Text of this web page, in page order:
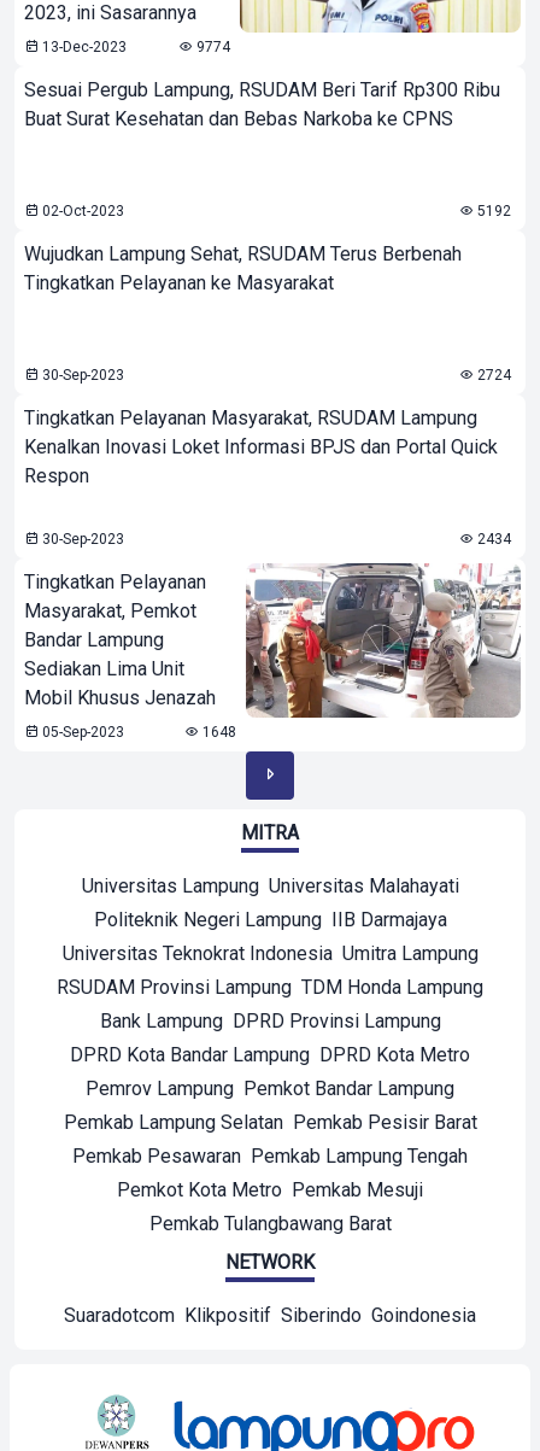
2023, ini Sasarannya
13-Dec-2023 9774
Sesuai Pergub Lampung, RSUDAM Beri Tarif Rp300 Ribu
Buat Surat Kesehatan dan Bebas Narkoba ke CPNS
02-Oct-2023 5192
Wujudkan Lampung Sehat, RSUDAM Terus Berbenah
Tingkatkan Pelayanan ke Masyarakat
30-Sep-2023 2724
Tingkatkan Pelayanan Masyarakat, RSUDAM Lampung
Kenalkan Inovasi Loket Informasi BPJS dan Portal Quick
Respon
30-Sep-2023 2434
Tingkatkan Pelayanan
Masyarakat, Pemkot
Bandar Lampung
Sediakan Lima Unit
Mobil Khusus Jenazah
05-Sep-2023 1648
MITRA
Universitas Lampung Universitas Malahayati
Politeknik Negeri Lampung IIB Darmajaya
Universitas Teknokrat Indonesia Umitra Lampung
RSUDAM Provinsi Lampung TDM Honda Lampung
Bank Lampung DPRD Provinsi Lampung
DPRD Kota Bandar Lampung DPRD Kota Metro
Pemrov Lampung Pemkot Bandar Lampung
Pemkab Lampung Selatan Pemkab Pesisir Barat
Pemkab Pesawaran Pemkab Lampung Tengah
Pemkot Kota Metro Pemkab Mesuji
Pemkab Tulangbawang Barat
NETWORK
Suaradotcom Klikpositif Siberindo Goindonesia